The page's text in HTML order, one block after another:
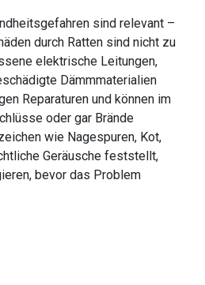
sind relevant –
durch Ratten sind nicht zu
elektrische Leitungen,
Dämmmaterialien
Reparaturen und können im
oder gar Brände
wie Nagespuren, Kot,
Geräusche feststellt,
bevor das Problem